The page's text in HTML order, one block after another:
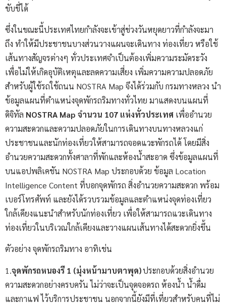
ขับขี่ได้
ซึ่งในขณะนี้ประเทศไทยกำลังจะเข้าสู่ช่วงวันหยุดยาวที่กำลังจะมา
ถึง ทำให้มีประชาชนบางส่วนวางแผนจะเดินทาง ท่องเที่ยว หรือใช้
เส้นทางสัญจรต่างๆ ทั่วประเทศจำเป็นต้องเพิ่มความระมัดระวัง
เพื่อไม่ให้เกิดอุบัติเหตุและลดความเสี่ยง เพิ่มความความปลอดภัย
สำหรับผู้ใช้รถใช้ถนน NOSTRA Map จึงได้ร่วมกับ กรมทางหลวง นำ
ข้อมูลแผนที่ตำแหน่งจุดพักรถริมทางทั่วไทย มาแสดงบนแผนที่
ดิจิทัล NOSTRA Map จำนวน 107 แห่งทั่วประเทศ เพื่ออำนวย
ความสะดวกและความปลอดภัยในการเดินทางบนทางหลวงแก่
ประชาชนและนักท่องเที่ยวให้สามารถจอดแวะพักรถได้ โดยมีสิ่ง
อำนวยความสะดวกทั้งศาลาที่พักและห้องน้ำสะอาด ซึ่งข้อมูลแผนที่
บนแอปพลิเคชัน NOSTRA Map ประกอบด้วย ข้อมูล Location
Intelligence Content ที่บอกจุดพักรถ สิ่งอำนวยความสะดวก พร้อม
เบอร์โทรศัพท์ และยังได้รวบรวมข้อมูลและตำแหน่งจุดท่องเที่ยว
ใกล้เคียงแนะนำสำหรับนักท่องเที่ยว เพื่อให้สามารถแวะเดินทาง
ท่องเที่ยวในบริเวณใกล้เคียงและวางแผนเส้นทางได้สะดวกยิ่งขึ้น
ตัวอย่าง จุดพักรถริมทาง อาทิเช่น
1.จุดพักรถหนองรี 1 (มุ่งหน้ามาบตาพุด)ประกอบด้วยสิ่งอำนวย
ความสะดวกอย่างครบครัน ไม่ว่าจะเป็นจุดจอดรถ ห้องน้ำ น้ำดื่ม
และกาแฟ ไว้บริการประชาชน นอกจากนี้ยังมีที่เที่ยวสำหรับคนที่ไม่